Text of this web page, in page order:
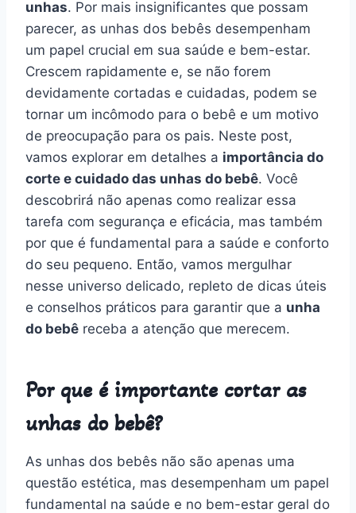
unhas. Por mais insignificantes que possam
parecer, as unhas dos bebês desempenham
um papel crucial em sua saúde e bem-estar.
Crescem rapidamente e, se não forem
devidamente cortadas e cuidadas, podem se
tornar um incômodo para o bebê e um motivo
de preocupação para os pais. Neste post,
vamos explorar em detalhes a importância do
corte e cuidado das unhas do bebê. Você
descobrirá não apenas como realizar essa
tarefa com segurança e eficácia, mas também
por que é fundamental para a saúde e conforto
do seu pequeno. Então, vamos mergulhar
nesse universo delicado, repleto de dicas úteis
e conselhos práticos para garantir que a unha
do bebê receba a atenção que merecem.
Por que é importante cortar as
unhas do bebê?
As unhas dos bebês não são apenas uma
questão estética, mas desempenham um papel
fundamental na saúde e no bem-estar geral do